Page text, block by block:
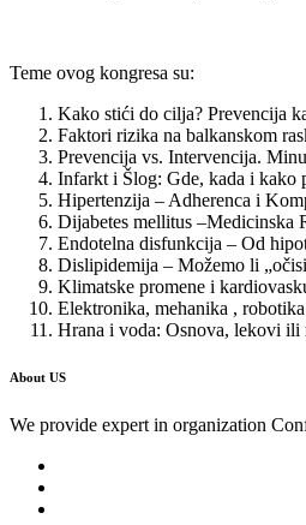
Teme ovog kongresa su:
Kako stići do cilja? Prevencija
Faktori rizika na balkanskom
Prevencija vs. Intervencija.
Infarkt i Šlog: Gde, kada i kako
Hipertenzija – Adherenca i
Dijabetes mellitus –Medicinska
Endotelna disfunkcija – Od
Dislipidemija – Možemo li
Klimatske promene i
Elektronika, mehanika ,
Hrana i voda: Osnova, lekovi ili
About US
We provide expert in organization